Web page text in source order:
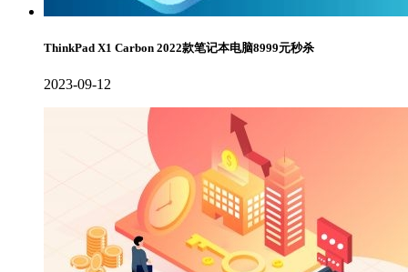
ThinkPad X1 Carbon 2022款笔记本电脑8999元秒杀
2023-09-12